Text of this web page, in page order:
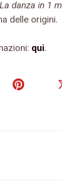
La danza in 1
delle origini.
qui.